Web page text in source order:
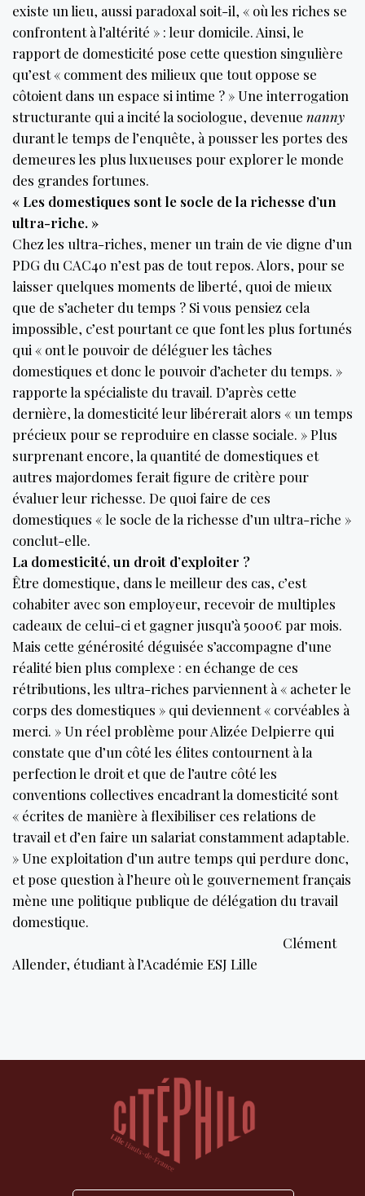
existe un lieu, aussi paradoxal soit-il, « où les riches se
confrontent à l’altérité » : leur domicile. Ainsi, le
rapport de domesticité pose cette question singulière
qu’est « comment des milieux que tout oppose se
côtoient dans un espace si intime ? » Une interrogation
structurante qui a incité la sociologue, devenue nanny
durant le temps de l’enquête, à pousser les portes des
demeures les plus luxueuses pour explorer le monde
des grandes fortunes.
« Les domestiques sont le socle de la richesse d’un
ultra-riche. »
Chez les ultra-riches, mener un train de vie digne d’un
PDG du CAC40 n’est pas de tout repos. Alors, pour se
laisser quelques moments de liberté, quoi de mieux
que de s’acheter du temps ? Si vous pensiez cela
impossible, c’est pourtant ce que font les plus fortunés
qui « ont le pouvoir de déléguer les tâches
domestiques et donc le pouvoir d’acheter du temps. »
rapporte la spécialiste du travail. D’après cette
dernière, la domesticité leur libérerait alors « un temps
précieux pour se reproduire en classe sociale. » Plus
surprenant encore, la quantité de domestiques et
autres majordomes ferait figure de critère pour
évaluer leur richesse. De quoi faire de ces
domestiques « le socle de la richesse d’un ultra-riche »
conclut-elle.
La domesticité, un droit d’exploiter ?
Être domestique, dans le meilleur des cas, c’est
cohabiter avec son employeur, recevoir de multiples
cadeaux de celui-ci et gagner jusqu’à 5000€ par mois.
Mais cette générosité déguisée s’accompagne d’une
réalité bien plus complexe : en échange de ces
rétributions, les ultra-riches parviennent à « acheter le
corps des domestiques » qui deviennent « corvéables à
merci. » Un réel problème pour Alizée Delpierre qui
constate que d’un côté les élites contournent à la
perfection le droit et que de l’autre côté les
conventions collectives encadrant la domesticité sont
« écrites de manière à flexibiliser ces relations de
travail et d’en faire un salariat constamment adaptable.
» Une exploitation d’un autre temps qui perdure donc,
et pose question à l’heure où le gouvernement français
mène une politique publique de délégation du travail
domestique.
Clément
Allender, étudiant à l’Académie ESJ Lille